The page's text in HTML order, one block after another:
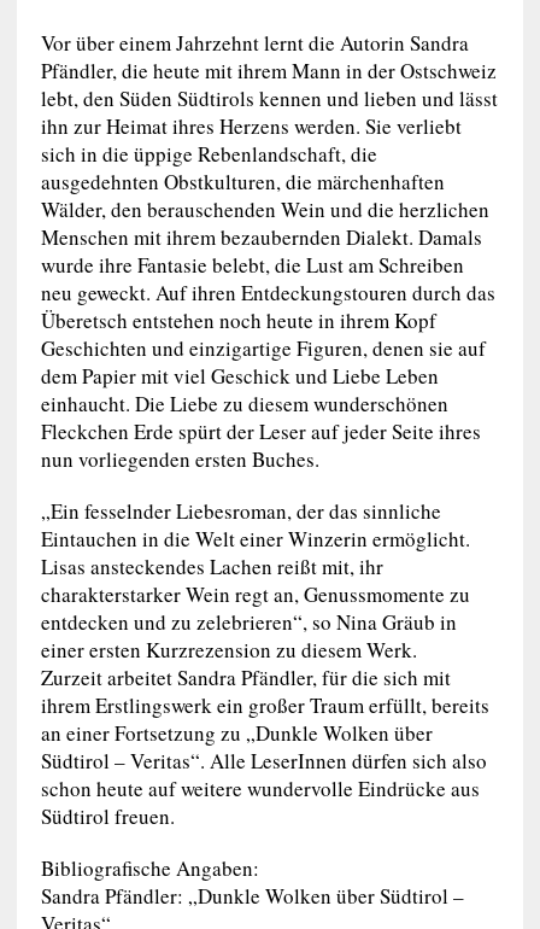
Vor über einem Jahrzehnt lernt die Autorin Sandra
Pfändler, die heute mit ihrem Mann in der Ostschweiz
lebt, den Süden Südtirols kennen und lieben und lässt
ihn zur Heimat ihres Herzens werden. Sie verliebt
sich in die üppige Rebenlandschaft, die
ausgedehnten Obstkulturen, die märchenhaften
Wälder, den berauschenden Wein und die herzlichen
Menschen mit ihrem bezaubernden Dialekt. Damals
wurde ihre Fantasie belebt, die Lust am Schreiben
neu geweckt. Auf ihren Entdeckungstouren durch das
Überetsch entstehen noch heute in ihrem Kopf
Geschichten und einzigartige Figuren, denen sie auf
dem Papier mit viel Geschick und Liebe Leben
einhaucht. Die Liebe zu diesem wunderschönen
Fleckchen Erde spürt der Leser auf jeder Seite ihres
nun vorliegenden ersten Buches.
„Ein fesselnder Liebesroman, der das sinnliche
Eintauchen in die Welt einer Winzerin ermöglicht.
Lisas ansteckendes Lachen reißt mit, ihr
charakterstarker Wein regt an, Genussmomente zu
entdecken und zu zelebrieren“, so Nina Gräub in
einer ersten Kurzrezension zu diesem Werk.
Zurzeit arbeitet Sandra Pfändler, für die sich mit
ihrem Erstlingswerk ein großer Traum erfüllt, bereits
an einer Fortsetzung zu „Dunkle Wolken über
Südtirol – Veritas“. Alle LeserInnen dürfen sich also
schon heute auf weitere wundervolle Eindrücke aus
Südtirol freuen.
Bibliografische Angaben:
Sandra Pfändler: „Dunkle Wolken über Südtirol –